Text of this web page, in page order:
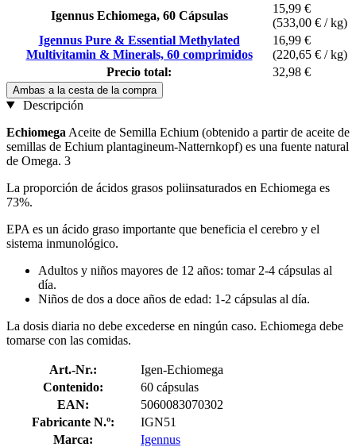
Igennus Echiomega, 60 Cápsulas
15,99 €
(533,00 € / kg)
Igennus Pure & Essential Methylated
Multivitamin & Minerals, 60 comprimidos
16,99 €
(220,65 € / kg)
Precio total:
32,98 €
Ambas a la cesta de la compra
Descripción
Echiomega Aceite de Semilla Echium (obtenido a partir de aceite de
semillas de Echium plantagineum-Natternkopf) es una fuente natural
de Omega. 3
La proporción de ácidos grasos poliinsaturados en Echiomega es
73%.
EPA es un ácido graso importante que beneficia el cerebro y el
sistema inmunológico.
Adultos y niños mayores de 12 años: tomar 2-4 cápsulas al
día.
Niños de dos a doce años de edad: 1-2 cápsulas al día.
La dosis diaria no debe excederse en ningún caso. Echiomega debe
tomarse con las comidas.
Art.-Nr.:
Igen-Echiomega
Contenido:
60 cápsulas
EAN:
5060083070302
Fabricante N.º:
IGN51
Marca:
Igennus